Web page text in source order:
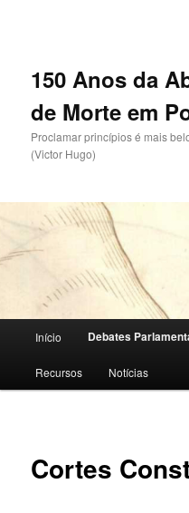
primário150 Anos da
de Morte em
Proclamar princípios é mais
(Victor Hugo)
principal
Início Debates
Recursos Notícias
Cortes